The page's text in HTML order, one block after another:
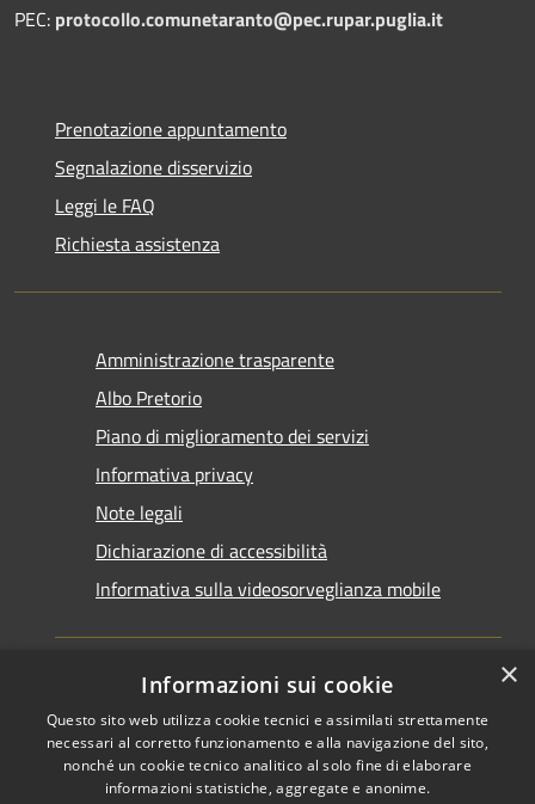
PEC: protocollo.comunetaranto@pec.rupar.puglia.it
Prenotazione appuntamento
Segnalazione disservizio
Leggi le FAQ
Richiesta assistenza
Amministrazione trasparente
Albo Pretorio
Piano di miglioramento dei servizi
Informativa privacy
Note legali
Dichiarazione di accessibilità
Informativa sulla videosorveglianza mobile
RSS
Accessibilità
Copyright © 2026 • Comune di
Taranto • Powered by
Municipium•Accesso
×
Informazioni sui cookie
Questo sito web utilizza cookie tecnici e assimilati strettamente
necessari al corretto funzionamento e alla navigazione del sito,
nonché un cookie tecnico analitico al solo fine di elaborare
informazioni statistiche, aggregate e anonime.